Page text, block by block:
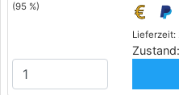
(95 %)
Lieferzeit:
Zustand: